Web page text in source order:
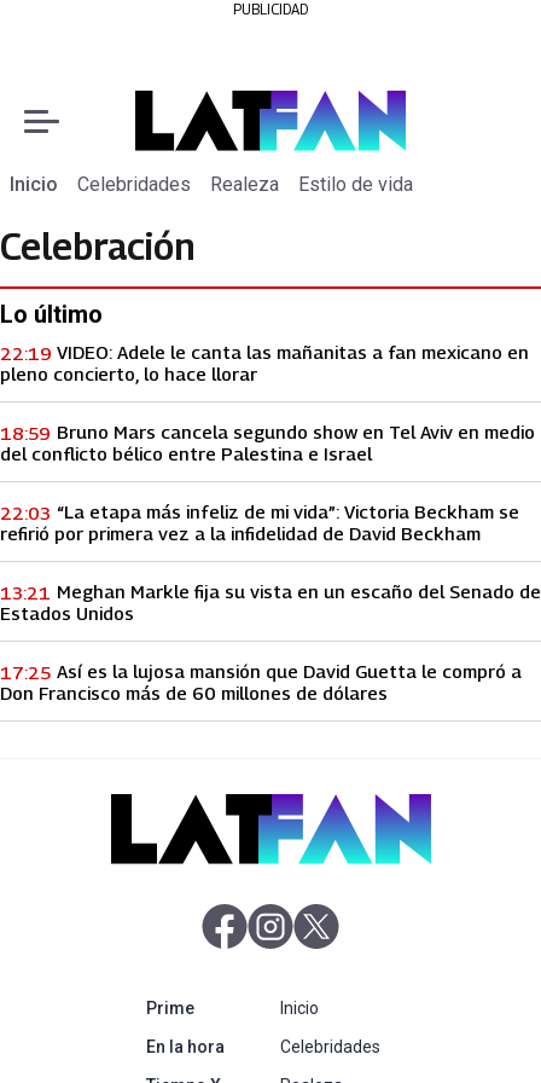
PUBLICIDAD
Inicio Celebridades Realeza Estilo de vida
Celebración
Lo último
VIDEO: Adele le canta las mañanitas a fan mexicano en
pleno concierto, lo hace llorar
22:19
Bruno Mars cancela segundo show en Tel Aviv en medio
del conflicto bélico entre Palestina e Israel
18:59
“La etapa más infeliz de mi vida”: Victoria Beckham se
refirió por primera vez a la infidelidad de David Beckham
22:03
Meghan Markle fija su vista en un escaño del Senado de
Estados Unidos
13:21
Así es la lujosa mansión que David Guetta le compró a
Don Francisco más de 60 millones de dólares
17:25
abre en nueva pestaña
abre en nueva pestaña
Primeabre en nueva pestaña
En la hora abre en nueva pestaña
Inicio
Celebridades